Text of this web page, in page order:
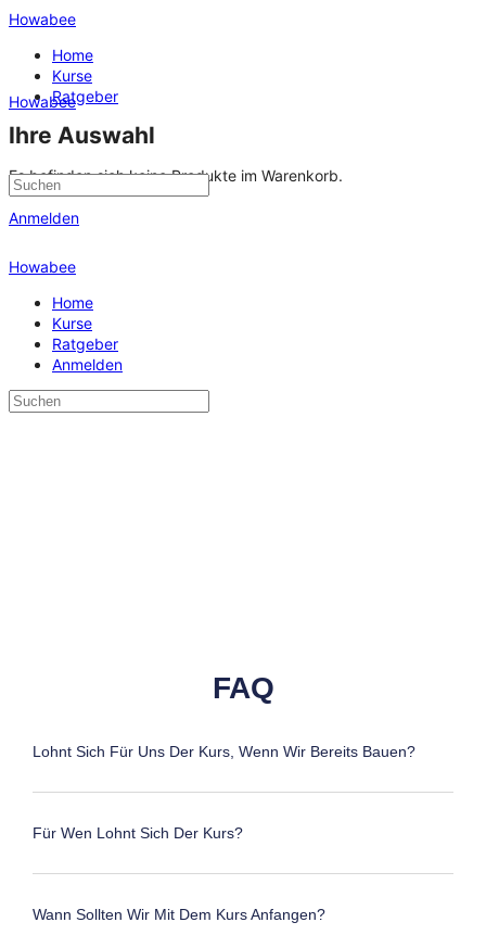
Howabee
Home
Kurse
Ratgeber
Ihre Auswahl
Es befinden sich keine Produkte im Warenkorb.
Anmelden
Howabee
Howabee
Home
Kurse
Ratgeber
Anmelden
FAQ
Lohnt Sich Für Uns Der Kurs, Wenn Wir Bereits Bauen?
Für Wen Lohnt Sich Der Kurs?
Wann Sollten Wir Mit Dem Kurs Anfangen?